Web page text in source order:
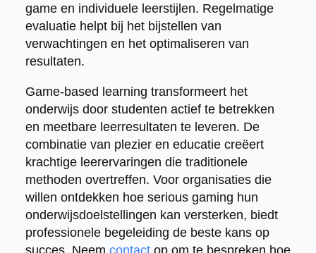
game en individuele leerstijlen. Regelmatige
evaluatie helpt bij het bijstellen van
verwachtingen en het optimaliseren van
resultaten.
Game-based learning transformeert het
onderwijs door studenten actief te betrekken
en meetbare leerresultaten te leveren. De
combinatie van plezier en educatie creëert
krachtige leerervaringen die traditionele
methoden overtreffen. Voor organisaties die
willen ontdekken hoe serious gaming hun
onderwijsdoelstellingen kan versterken, biedt
professionele begeleiding de beste kans op
succes. Neem contactop om te bespreken hoe